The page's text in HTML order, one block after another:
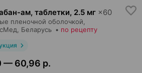
ам, таблетки, 2.5 мг ×60
пленочной оболочкой,
, Беларусь • по рецепту
— 60,96 р.